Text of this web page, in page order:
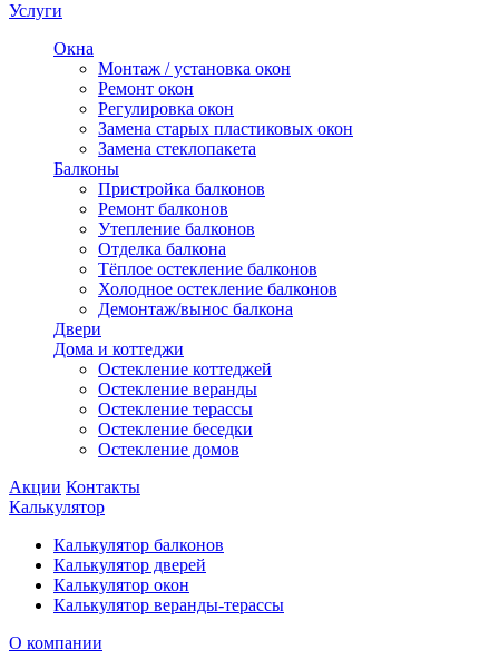
Услуги
Окна
Монтаж / установка окон
Ремонт окон
Регулировка окон
Замена старых пластиковых окон
Замена стеклопакета
Балконы
Пристройка балконов
Ремонт балконов
Утепление балконов
Отделка балкона
Тёплое остекление балконов
Холодное остекление балконов
Демонтаж/вынос балкона
Двери
Дома и коттеджи
Остекление коттеджей
Остекление веранды
Остекление терассы
Остекление беседки
Остекление домов
Акции Контакты
Калькулятор
Калькулятор балконов
Калькулятор дверей
Калькулятор окон
Калькулятор веранды-терассы
О компании